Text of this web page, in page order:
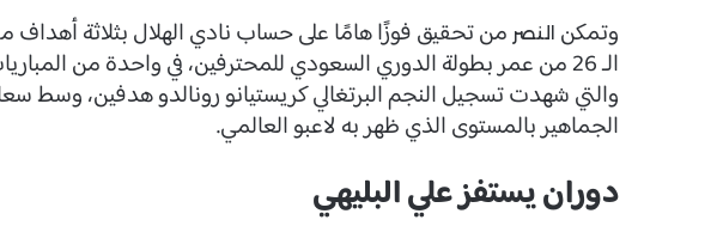
وتمكن النصر من تحقيق فوزًا هامًا على حساب نادي الهلال بثلاثة
الـ 26 من عمر بطولة الدوري السعودي للمحترفين، في واحدة من
والتي شهدت تسجيل النجم البرتغالي كريستيانو رونالدو هدفين، وسط
الجماهير بالمستوى الذي ظهر به لاعبو العالمي.
دوران يستفز علي البليهي